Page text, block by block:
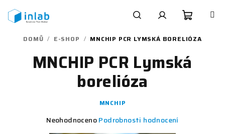
obsah
košík
DOMŮ / E-SHOP / MNCHIP PCR LYMSKÁ BORELIÓZA
MNCHIP PCR Lymská
borelióza
MNCHIP
Průměrné
NeohodnocenoPodrobnosti hodnocení